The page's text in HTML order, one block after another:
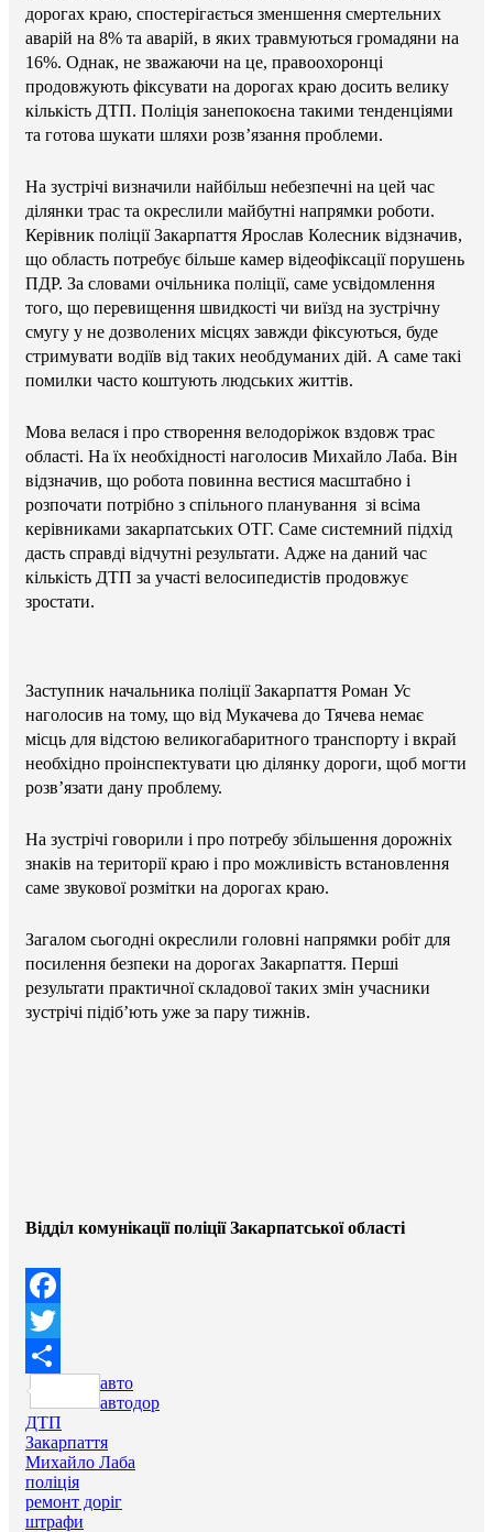
дорогах краю, спостерігається зменшення смертельних
аварій на 8% та аварій, в яких травмуються громадяни на
16%. Однак, не зважаючи на це, правоохоронці
продовжують фіксувати на дорогах краю досить велику
кількість ДТП. Поліція занепокоєна такими тенденціями
та готова шукати шляхи розв’язання проблеми.
На зустрічі визначили найбільш небезпечні на цей час
ділянки трас та окреслили майбутні напрямки роботи.
Керівник поліції Закарпаття Ярослав Колесник відзначив,
що область потребує більше камер відеофіксації порушень
ПДР. За словами очільника поліції, саме усвідомлення
того, що перевищення швидкості чи виїзд на зустрічну
смугу у не дозволених місцях завжди фіксуються, буде
стримувати водіїв від таких необдуманих дій. А саме такі
помилки часто коштують людських життів.
Мова велася і про створення велодоріжок вздовж трас
області. На їх необхідності наголосив Михайло Лаба. Він
відзначив, що робота повинна вестися масштабно і
розпочати потрібно з спільного планування зі всіма
керівниками закарпатських ОТГ. Саме системний підхід
дасть справді відчутні результати. Адже на даний час
кількість ДТП за участі велосипедистів продовжує
зростати.
Заступник начальника поліції Закарпаття Роман Ус
наголосив на тому, що від Мукачева до Тячева немає
місць для відстою великогабаритного транспорту і вкрай
необхідно проінспектувати цю ділянку дороги, щоб могти
розв’язати дану проблему.
На зустрічі говорили і про потребу збільшення дорожніх
знаків на території краю і про можливість встановлення
саме звукової розмітки на дорогах краю.
Загалом сьогодні окреслили головні напрямки робіт для
посилення безпеки на дорогах Закарпаття. Перші
результати практичної складової таких змін учасники
зустрічі підіб’ють уже за пару тижнів.
Відділ комунікації поліції Закарпатської області
Facebook
Twitter
Поділитися
авто
автодор
ДТП
Закарпаття
Михайло Лаба
поліція
ремонт доріг
штрафи